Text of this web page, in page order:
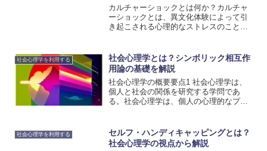
カルチャーショックとは何か？カルチャ
ーショックとは、異文化体験によって引
き起こされる心理的なストレスのことを
に、自分の日常生活や習慣、価値観が大
きく変わることによって、心...
社会心理学を利用する
社会心理学とは？シンボリック相互作
用論の基礎を解説
社会心理学の概要要点1 社会心理学は、
個人と社会の関係を研究する学問であ
る。社会心理学は、個人の心理的なプロ
会的な要因によって形成されることがあ
ります。例えば、他の人々...
社会心理学を利用する
セルフ・ハンディキャッピングとは？
社会心理学の視点から解説